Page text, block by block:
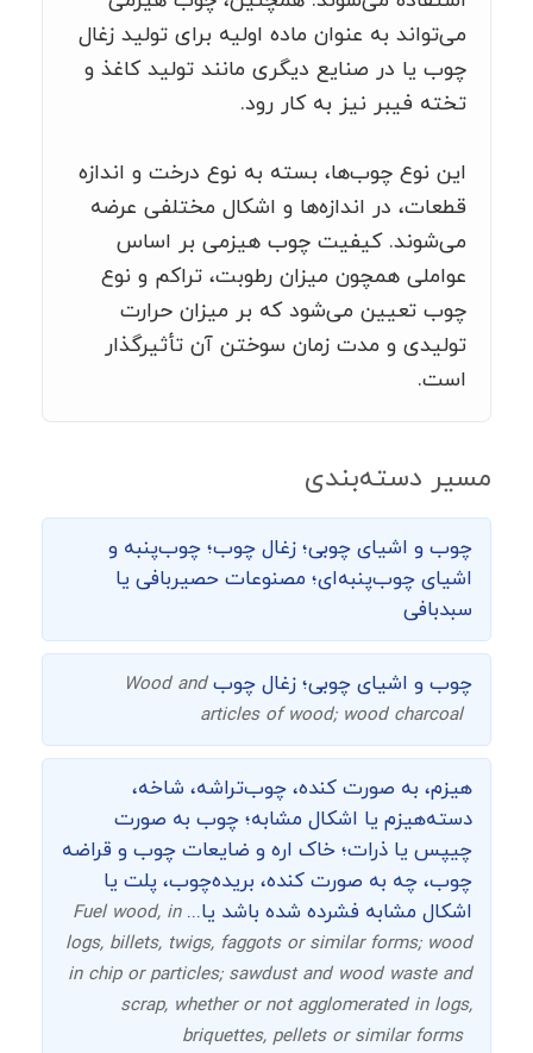
می‌تواند به عنوان ماده اولیه برای تولید زغال
چوب یا در صنایع دیگری مانند تولید کاغذ و
تخته فیبر نیز به کار رود.
این نوع چوب‌ها، بسته به نوع درخت و اندازه
قطعات، در اندازه‌ها و اشکال مختلفی عرضه
می‌شوند. کیفیت چوب هیزمی بر اساس
عواملی همچون میزان رطوبت، تراکم و نوع
چوب تعیین می‌شود که بر میزان حرارت
تولیدی و مدت زمان سوختن آن تأثیرگذار
است.
مسیر دسته‌بندی
چوب و اشیای چوبی؛ زغال چوب؛ چوب‌پنبه و
اشیای چوب‌پنبه‌ای؛ مصنوعات حصیربافی یا
سبدبافی
چوب و اشیای چوبی؛ زغال چوبWood and
articles of wood; wood charcoal
هیزم، به صورت کنده، چوب‌تراشه، شاخه،
دسته‌هیزم یا اشکال مشابه؛ چوب به صورت
چیپس یا ذرات؛ خاک اره و ضایعات چوب و قراضه
چوب، چه به صورت کنده، بریده‌چوب، پلت یا
اشکال مشابه فشرده شده باشد یا...Fuel wood, in
logs, billets, twigs, faggots or similar forms; wood
in chip or particles; sawdust and wood waste and
scrap, whether or not agglomerated in logs,
briquettes, pellets or similar forms